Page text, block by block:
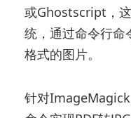
或Ghostscript，
统，通过命令行命
格式的图片。
针对